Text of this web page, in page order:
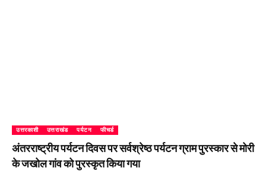
उत्तरकाशी उत्तराखंड पर्यटन फीचर्ड
अंतरराष्ट्रीय पर्यटन दिवस पर सर्वश्रेष्ठ पर्यटन ग्राम पुरस्कार से मोरी
के जखोल गांव को पुरस्कृत किया गया